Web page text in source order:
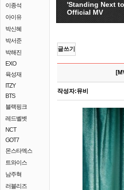
이종석
아이유
박신혜
박서준
박해진
EXO
육성재
ITZY
BTS
블랙핑크
레드벨벳
NCT
GOT7
몬스타엑스
트와이스
남주혁
러블리즈
'Standing Next
Official MV
글쓰기
작성자:뮤비